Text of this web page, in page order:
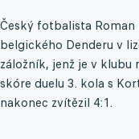
Český fotbalista
belgického Denderu v
záložník, jenž je v klubu
skóre duelu 3. kola s
nakonec zvítězil 4:1.